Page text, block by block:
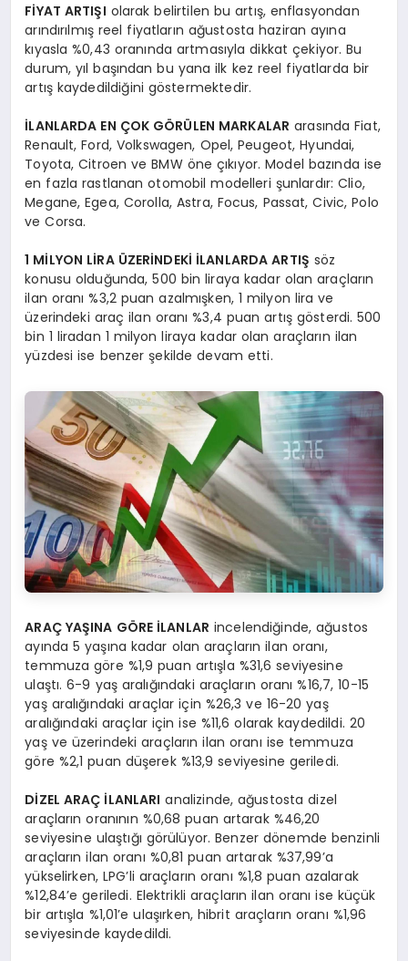
FİYAT ARTIŞI olarak belirtilen bu artış, enflasyondan
arındırılmış reel fiyatların ağustosta haziran ayına
kıyasla %0,43 oranında artmasıyla dikkat çekiyor. Bu
durum, yıl başından bu yana ilk kez reel fiyatlarda bir
artış kaydedildiğini göstermektedir.
İLANLARDA EN ÇOK GÖRÜLEN MARKALAR arasında Fiat,
Renault, Ford, Volkswagen, Opel, Peugeot, Hyundai,
Toyota, Citroen ve BMW öne çıkıyor. Model bazında ise
en fazla rastlanan otomobil modelleri şunlardır: Clio,
Megane, Egea, Corolla, Astra, Focus, Passat, Civic, Polo
ve Corsa.
1 MİLYON LİRA ÜZERİNDEKİ İLANLARDA ARTIŞ söz
konusu olduğunda, 500 bin liraya kadar olan araçların
ilan oranı %3,2 puan azalmışken, 1 milyon lira ve
üzerindeki araç ilan oranı %3,4 puan artış gösterdi. 500
bin 1 liradan 1 milyon liraya kadar olan araçların ilan
yüzdesi ise benzer şekilde devam etti.
ARAÇ YAŞINA GÖRE İLANLAR incelendiğinde, ağustos
ayında 5 yaşına kadar olan araçların ilan oranı,
temmuza göre %1,9 puan artışla %31,6 seviyesine
ulaştı. 6-9 yaş aralığındaki araçların oranı %16,7, 10-15
yaş aralığındaki araçlar için %26,3 ve 16-20 yaş
aralığındaki araçlar için ise %11,6 olarak kaydedildi. 20
yaş ve üzerindeki araçların ilan oranı ise temmuza
göre %2,1 puan düşerek %13,9 seviyesine geriledi.
DİZEL ARAÇ İLANLARI analizinde, ağustosta dizel
araçların oranının %0,68 puan artarak %46,20
seviyesine ulaştığı görülüyor. Benzer dönemde benzinli
araçların ilan oranı %0,81 puan artarak %37,99’a
yükselirken, LPG’li araçların oranı %1,8 puan azalarak
%12,84’e geriledi. Elektrikli araçların ilan oranı ise küçük
bir artışla %1,01’e ulaşırken, hibrit araçların oranı %1,96
seviyesinde kaydedildi.